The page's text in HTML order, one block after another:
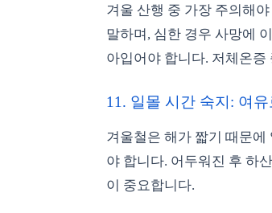
겨울 산행 중 가장 주의해
말하며, 심한 경우 사망에
아입어야 합니다. 저체온
11. 일몰 시간 숙지: 여
겨울철은 해가 짧기 때문에
야 합니다. 어두워진 후 하
이 중요합니다.